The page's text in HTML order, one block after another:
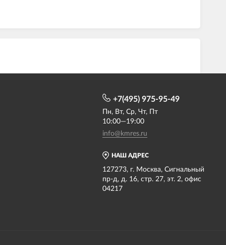
НАШ АДРЕС
127273, г. Москва, Сигнальный
пр-д, д. 16, стр. 27, эт. 2, офис
04217
+7(495) 975-95-49
Пн, Вт, Ср, Чт, Пт
10:00—19:00
info@kmres.ru